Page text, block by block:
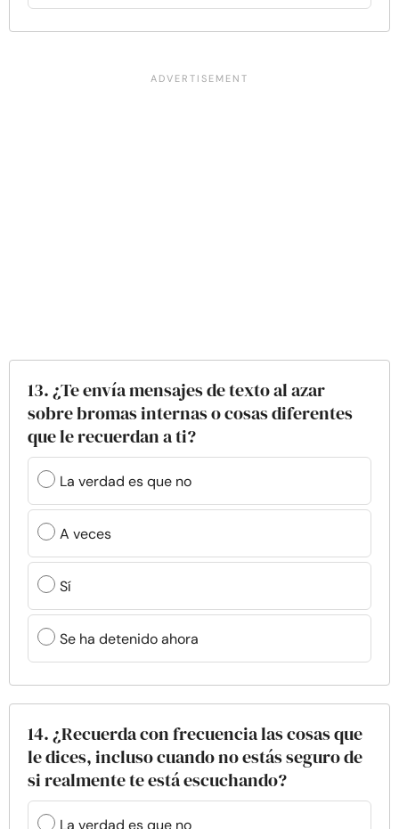
13. ¿Te envía mensajes de texto al azar
sobre bromas internas o cosas diferentes
que le recuerdan a ti?
La verdad es que no
A veces
Sí
Se ha detenido ahora
14. ¿Recuerda con frecuencia las cosas que
le dices, incluso cuando no estás seguro de
si realmente te está escuchando?
La verdad es que no